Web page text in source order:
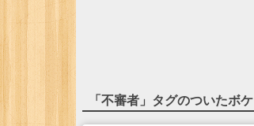
「不審者 」タグのついたボケ